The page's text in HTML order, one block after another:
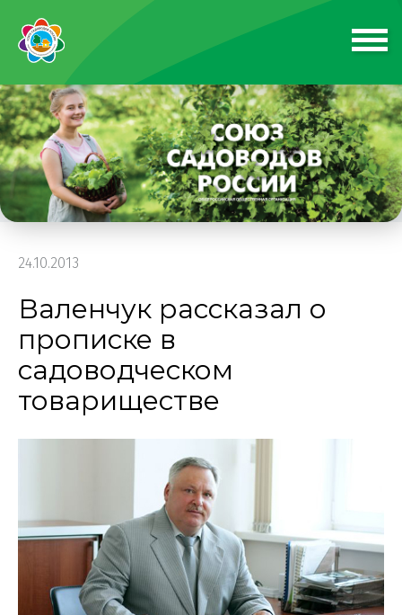
24.10.2013
Валенчук рассказал о
прописке в
садоводческом
товариществе